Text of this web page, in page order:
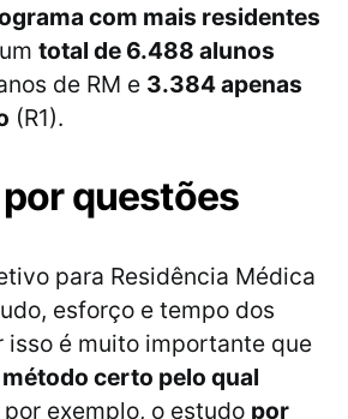
com mais residentes
total de 6.488 alunos
de RM e 3.384 apenas
(R1).
questões
para Residência Médica
esforço e tempo dos
isso é muito importante que
método certo pelo qual
por exemplo, o estudo por